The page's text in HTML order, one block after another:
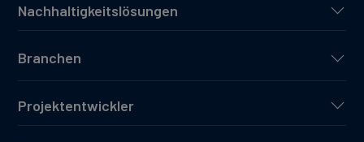
Nachhaltigkeitslösungen
Branchen
Projektentwickler